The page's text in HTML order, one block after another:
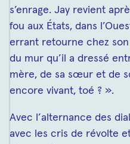
s’enrage. Jay revient
fou aux États, dans
errant retourne chez
du mur qu’il a dressé
mère, de sa sœur et de
encore vivant, toé ? ».
Avec l’alternance des
avec les cris de révolte